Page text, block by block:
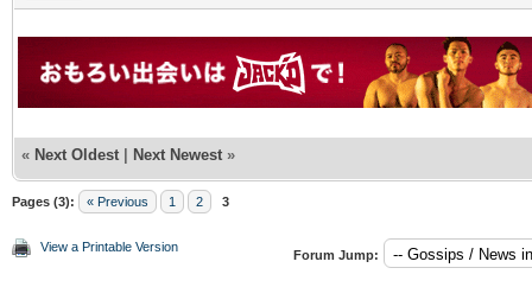
« Next Oldest | Next Newest »
Pages (3): « Previous 1 2 3
View a Printable Version
Forum Jump: